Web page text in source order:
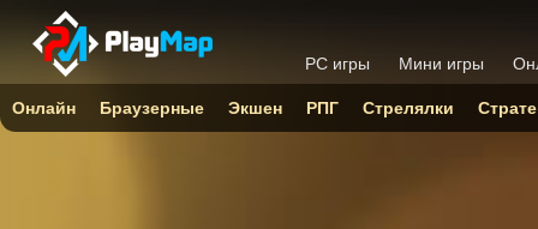
PC игры Мини игры
Онлайн Браузерные Экшен РПГ Стрелялки